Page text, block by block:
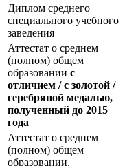
Диплом среднего
специального учебного
заведения
Аттестат о среднем
(полном) общем
образовании с
отличием / с золотой /
серебряной медалью,
полученный до 2015
года
Аттестат о среднем
(полном) общем
образовании,